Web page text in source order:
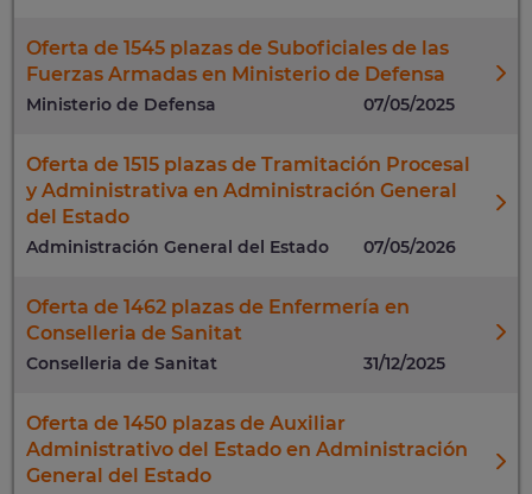
Oferta de 1545 plazas de Suboficiales de las
Fuerzas Armadas en Ministerio de Defensa
Ministerio de Defensa 07/05/2025
Oferta de 1515 plazas de Tramitación Procesal
y Administrativa en Administración General
del Estado
Administración General del Estado 07/05/2026
Oferta de 1462 plazas de Enfermería en
Conselleria de Sanitat
Conselleria de Sanitat 31/12/2025
Oferta de 1450 plazas de Auxiliar
Administrativo del Estado en Administración
General del Estado